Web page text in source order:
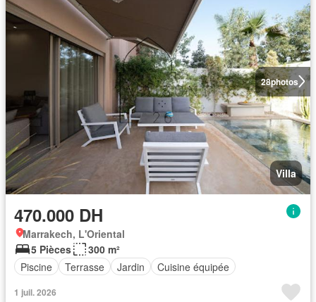
28photos
Villa
470.000 DH
Marrakech, L'Oriental
5 Pièces
300 m²
Piscine
Terrasse Jardin Cuisine équipée
1 juil. 2026